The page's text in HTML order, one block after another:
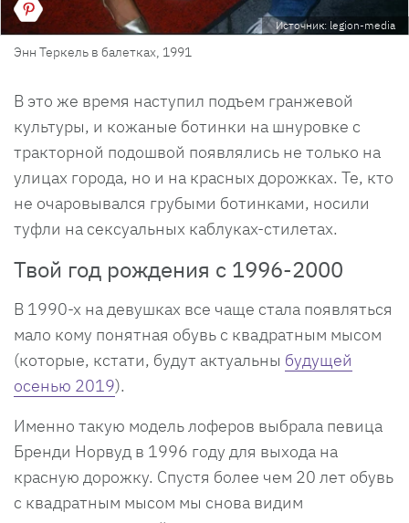
Источник: legion-media
Энн Теркель в балетках, 1991
В это же время наступил подъем гранжевой
культуры, и кожаные ботинки на шнуровке с
тракторной подошвой появлялись не только на
улицах города, но и на красных дорожках. Те, кто
не очаровывался грубыми ботинками, носили
туфли на сексуальных каблуках-стилетах.
Твой год рождения с 1996-2000
В 1990-х на девушках все чаще стала появляться
мало кому понятная обувь с квадратным мысом
(которые, кстати, будут актуальны будущей
осенью 2019).
Именно такую модель лоферов выбрала певица
Бренди Норвуд в 1996 году для выхода на
красную дорожку. Спустя более чем 20 лет обувь
с квадратным мысом мы снова видим